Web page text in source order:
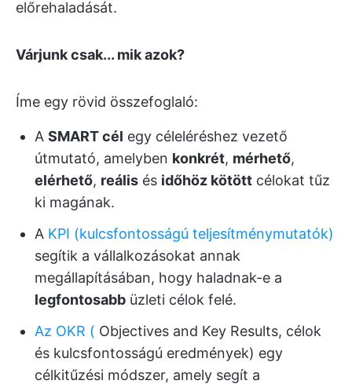
előrehaladását.
Várjunk csak... mik azok?
Íme egy rövid összefoglaló:
A SMART cél egy céleléréshez vezető
útmutató, amelyben konkrét, mérhető,
elérhető, reális és időhöz kötött célokat tűz
ki magának.
A KPI (kulcsfontosságú teljesítménymutatók)
segítik a vállalkozásokat annak
megállapításában, hogy haladnak-e a
legfontosabb üzleti célok felé.
Az OKR ( Objectives and Key Results, célok
és kulcsfontosságú eredmények) egy
célkitűzési módszer, amely segít a